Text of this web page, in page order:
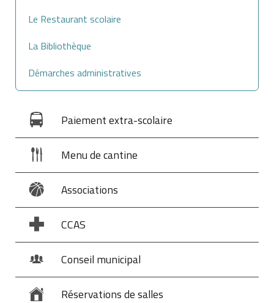
Le Restaurant scolaire
La Bibliothèque
Démarches administratives
Paiement extra-scolaire
Menu de cantine
Associations
CCAS
Conseil municipal
Réservations de salles